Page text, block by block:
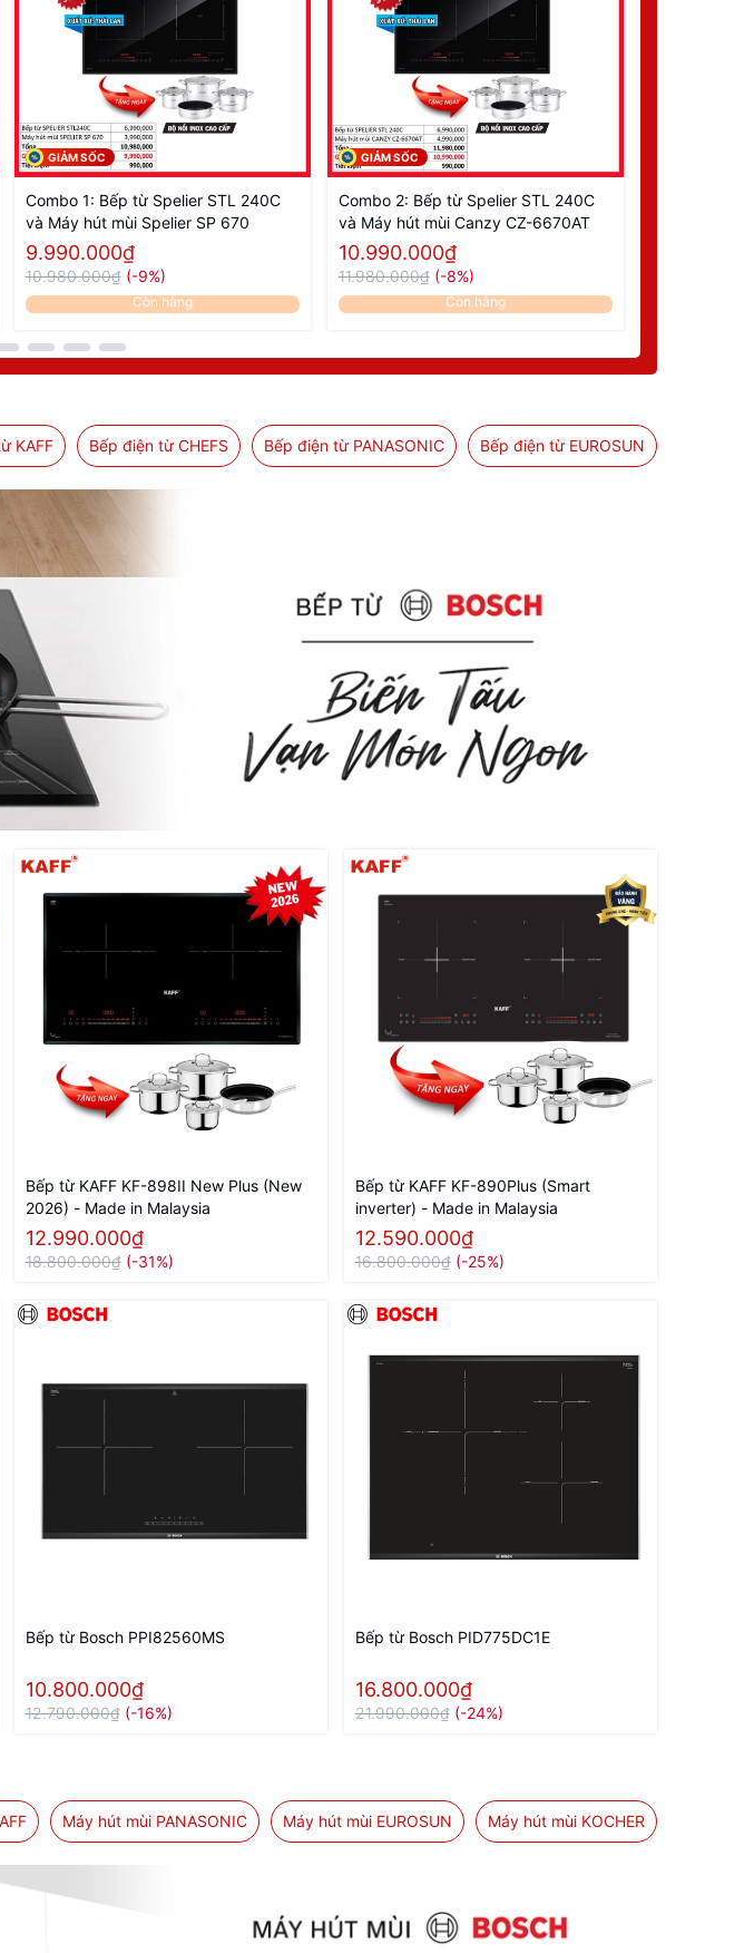
GIẢM SỐC
Combo 1: Bếp từ Spelier STL 240C
và Máy hút mùi Spelier SP 670
9.990.000₫
10.980.000₫ (-9%)
Còn hàng
GIẢM SỐC
Combo 2: Bếp từ Spelier STL 240C
và Máy hút mùi Canzy CZ-6670AT
10.990.000₫
11.980.000₫ (-8%)
Còn hàng
KAFF Bếp điện từ CHEFS Bếp điện từ PANASONIC Bếp điện từ EUROSUN
Bếp từ KAFF KF-898II New Plus (New
2026) - Made in Malaysia
12.990.000₫
18.800.000₫ (-31%)
Bếp từ KAFF KF-890Plus (Smart
inverter) - Made in Malaysia
12.590.000₫
16.800.000₫ (-25%)
Bếp từ Bosch PPI82560MS
10.800.000₫
12.790.000₫ (-16%)
Bếp từ Bosch PID775DC1E
16.800.000₫
21.990.000₫ (-24%)
Máy hút mùi PANASONIC Máy hút mùi EUROSUN Máy hút mùi KOCHER